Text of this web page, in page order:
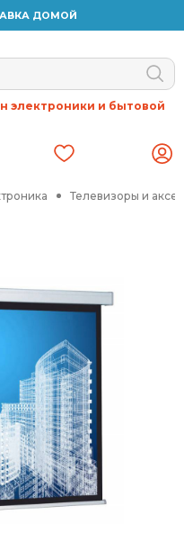
ДОМОЙ
электроники и бытовой
Телевизоры и